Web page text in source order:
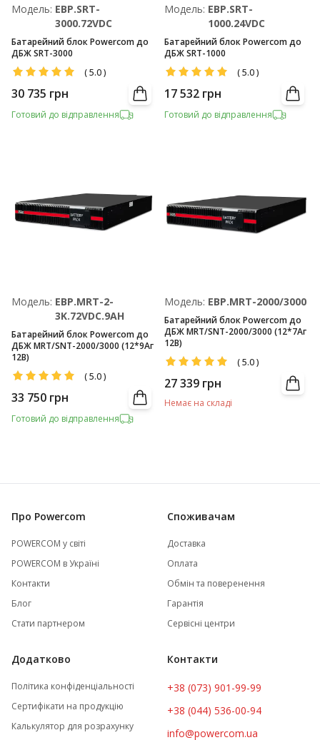
Модель: EBP.SRT-
3000.72VDC
Батарейний блок Powercom до
ДБЖ SRT-3000
(5.0)
30 735 грн
Готовий до відправлення
Модель: EBP.SRT-
1000.24VDC
Батарейний блок Powercom до
ДБЖ SRT-1000
(5.0)
17 532 грн
Готовий до відправлення
Модель: EBP.MRT-2-
3K.72VDC.9AH
Батарейний блок Powercom до
ДБЖ MRT/SNT-2000/3000 (12*9Аг
12В)
(5.0)
33 750 грн
Готовий до відправлення
Модель: EBP.MRT-2000/3000
Батарейний блок Powercom до
ДБЖ MRT/SNT-2000/3000 (12*7Аг
12В)
(5.0)
27 339 грн
Немає на складі
Про Powercom
POWERCOM у світі
POWERCOM в Україні
Контакти
Блог
Стати партнером
Споживачам
Доставка
Оплата
Обмін та поверенення
Гарантія
Сервісні центри
Додатково
Політика конфіденціальності
Сертифікати на продукцію
Калькулятор для розрахунку
Контакти
+38 (073) 901-99-99
+38 (044) 536-00-94
info@powercom.ua